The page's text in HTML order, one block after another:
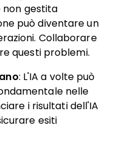
non gestita
può diventare un
Collaborare
questi problemi.
: L'IA a volte può
nelle
i risultati dell'IA
esiti